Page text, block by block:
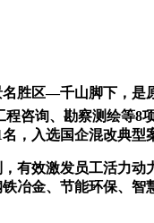
胜区—千山脚下，是
程咨询、勘察测绘等8
，入选国企混改典型
有效激发员工活力
铁冶金、节能环保、智